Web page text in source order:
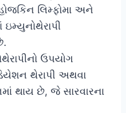
લિમ્ફોમા અને
ઉપયોગ
થેરાપી અથવા
થાય છે, જે સારવારના